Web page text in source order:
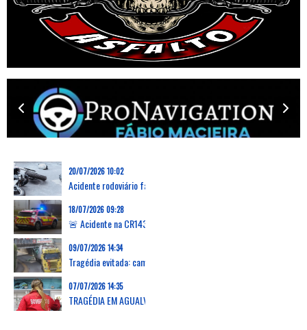
20/07/2026 10:02
18/07/2026 09:28
09/07/2026 14:34
07/07/2026 14:35